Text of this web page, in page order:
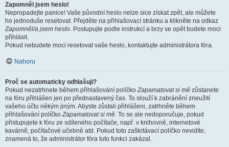
Zapomněl jsem heslo!
Nepropadejte panice! Vaše původní heslo nelze sice získat zpět, ale můžete
ho jednoduše resetovat. Přejděte na přihlašovací stránku a klikněte na odkaz
Zapomněl/a jsem heslo. Postupujte podle instrukcí a brzy se opět budete moci
přihlásit.
Pokud nebudete moci resetovat vaše heslo, kontaktujte administrátora fóra.
Nahoru
Proč se automaticky odhlašuji?
Pokud nezatrhnete během přihlašování políčkoZapamatovat si mě zůstanete
na fóru přihlášen jen po přednastavený čas. To slouží k zabránění zneužití
vašeho účtu někým jiným. Abyste zůstali přihlášeni, zatrhněte během
přihlašování políčkoZapamatovat si mě. To se ale nedoporučuje, pokud
přistupujete k fóru ze sdíleného počítače, např. v knihovně, internetové
kavárně, počítačové učebně atd. Pokud toto zaškrtávací políčko nevidíte,
znamená to, že administrátor fóra tuto funkci zakázal.